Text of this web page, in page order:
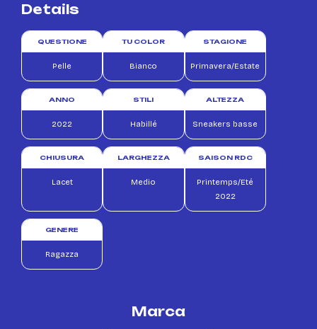
Details
QUESTIONE
Pelle
TU COLOR
Bianco
STAGIONE
Primavera/Estate
ANNO
2022
STILI
Habillé
ALTEZZA
Sneakers basse
CHIUSURA
Lacet
LARGHEZZA
Medio
SAISON RDC
Printemps/Eté
2022
GENERE
Ragazza
Marca